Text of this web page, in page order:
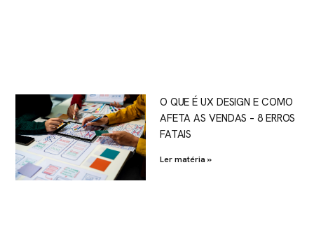
O QUE É UX DESIGN E COMO
AFETA AS VENDAS – 8 ERROS
FATAIS
Ler matéria »